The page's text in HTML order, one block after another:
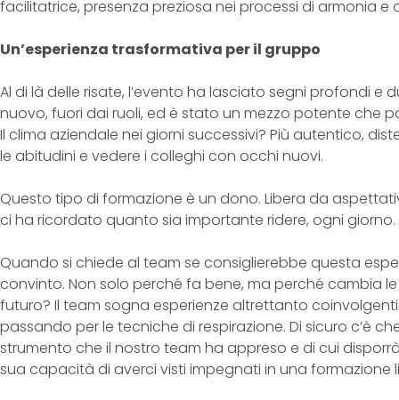
facilitatrice, presenza preziosa nei processi di armonia e
Un’esperienza trasformativa per il gruppo
Al di là delle risate, l’evento ha lasciato segni profondi e
nuovo, fuori dai ruoli, ed è stato un mezzo potente che
Il clima aziendale nei giorni successivi? Più autentico,
le abitudini e vedere i colleghi con occhi nuovi.
Questo tipo di formazione è un dono. Libera da
ci ha ricordato quanto sia importante ridere, ogni giorno.
Quando si chiede al team se consiglierebbe questa
convinto. Non solo perché fa bene, ma perché cambia le
futuro? Il team sogna esperienze altrettanto
passando per le tecniche di respirazione. Di sicuro c’è
strumento che il nostro team ha appreso e di cui
sua capacità di averci visti impegnati in una formazione